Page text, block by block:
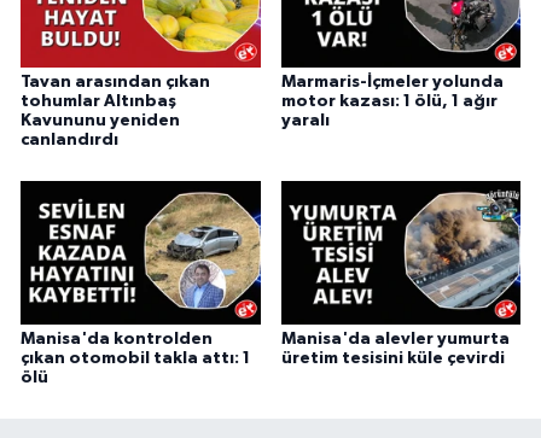
Tavan arasından çıkan
tohumlar Altınbaş
Kavununu yeniden
canlandırdı
Marmaris-İçmeler yolunda
motor kazası: 1 ölü, 1 ağır
yaralı
Manisa'da kontrolden
çıkan otomobil takla attı: 1
ölü
Manisa'da alevler yumurta
üretim tesisini küle çevirdi